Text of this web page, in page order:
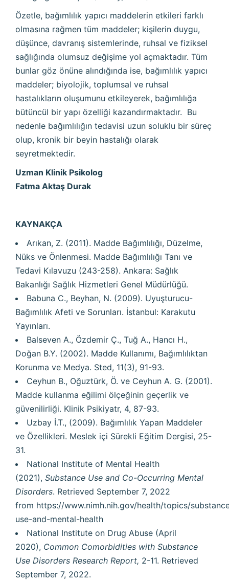
Özetle, bağımlılık yapıcı maddelerin etkileri farklı
olmasına rağmen tüm maddeler; kişilerin duygu,
düşünce, davranış sistemlerinde, ruhsal ve fiziksel
sağlığında olumsuz değişime yol açmaktadır. Tüm
bunlar göz önüne alındığında ise, bağımlılık yapıcı
maddeler; biyolojik, toplumsal ve ruhsal
hastalıkların oluşumunu etkileyerek, bağımlılığa
bütüncül bir yapı özelliği kazandırmaktadır. Bu
nedenle bağımlılığın tedavisi uzun soluklu bir süreç
olup, kronik bir beyin hastalığı olarak
seyretmektedir.
Uzman Klinik Psikolog
Fatma Aktaş Durak
KAYNAKÇA
Arıkan, Z. (2011). Madde Bağımlılığı, Düzelme,
Nüks ve Önlenmesi. Madde Bağımlılığı Tanı ve
Tedavi Kılavuzu (243-258). Ankara: Sağlık
Bakanlığı Sağlık Hizmetleri Genel Müdürlüğü.
Babuna C., Beyhan, N. (2009). Uyuşturucu-
Bağımlılık Afeti ve Sorunları. İstanbul: Karakutu
Yayınları.
Balseven A., Özdemir Ç., Tuğ A., Hancı H.,
Doğan B.Y. (2002). Madde Kullanımı, Bağımlılıktan
Korunma ve Medya. Sted, 11(3), 91-93.
Ceyhun B., Oğuztürk, Ö. ve Ceyhun A. G. (2001).
Madde kullanma eğilimi ölçeğinin geçerlik ve
güvenilirliği. Klinik Psikiyatr, 4, 87-93.
Uzbay İ.T., (2009). Bağımlılık Yapan Maddeler
ve Özellikleri. Meslek içi Sürekli Eğitim Dergisi, 25-
31.
National Institute of Mental Health
(2021), Substance Use and Co-Occurring Mental
Disorders. Retrieved September 7, 2022
from https://www.nimh.nih.gov/health/topics/
use-and-mental-health
National Institute on Drug Abuse (April
2020), Common Comorbidities with Substance
Use Disorders Research Report, 2-11. Retrieved
September 7, 2022.